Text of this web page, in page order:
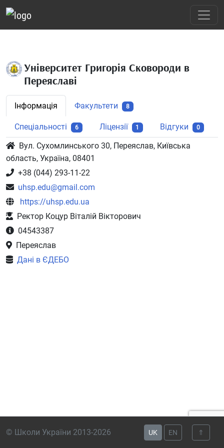
Університет Григорія Сковороди в
Переяславі
Інформація Факультети 8
Спеціальності 6 Ліцензії 1 Відгуки 0
Вул. Сухомлинського 30, Переяслав, Київська
область, Україна, 08401
+38 (044) 293-11-22
uhsp.edu@gmail.com
https://uhsp.edu.ua
Ректор Коцур Віталій Вікторович
04543387
Переяслав
Дані в ЄДЕБО
© Школи України 2013-2026 UK EN ⇑